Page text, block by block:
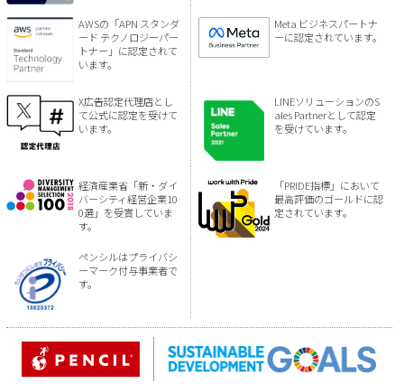
AWSの「APN スタンダ
ード テクノロジーパー
トナー」に認定されて
います。
Meta ビジネスパートナ
ーに認定されています。
X広告認定代理店とし
て公式に認定を受けて
います。
LINEソリューションのS
ales Partnerとして認定
を受けています。
経済産業省「新・ダイ
バーシティ経営企業10
0選」を受賞していま
す。
「PRIDE指標」において
最高評価のゴールドに認
定されています。
ペンシルはプライバシ
ーマーク付与事業者で
す。